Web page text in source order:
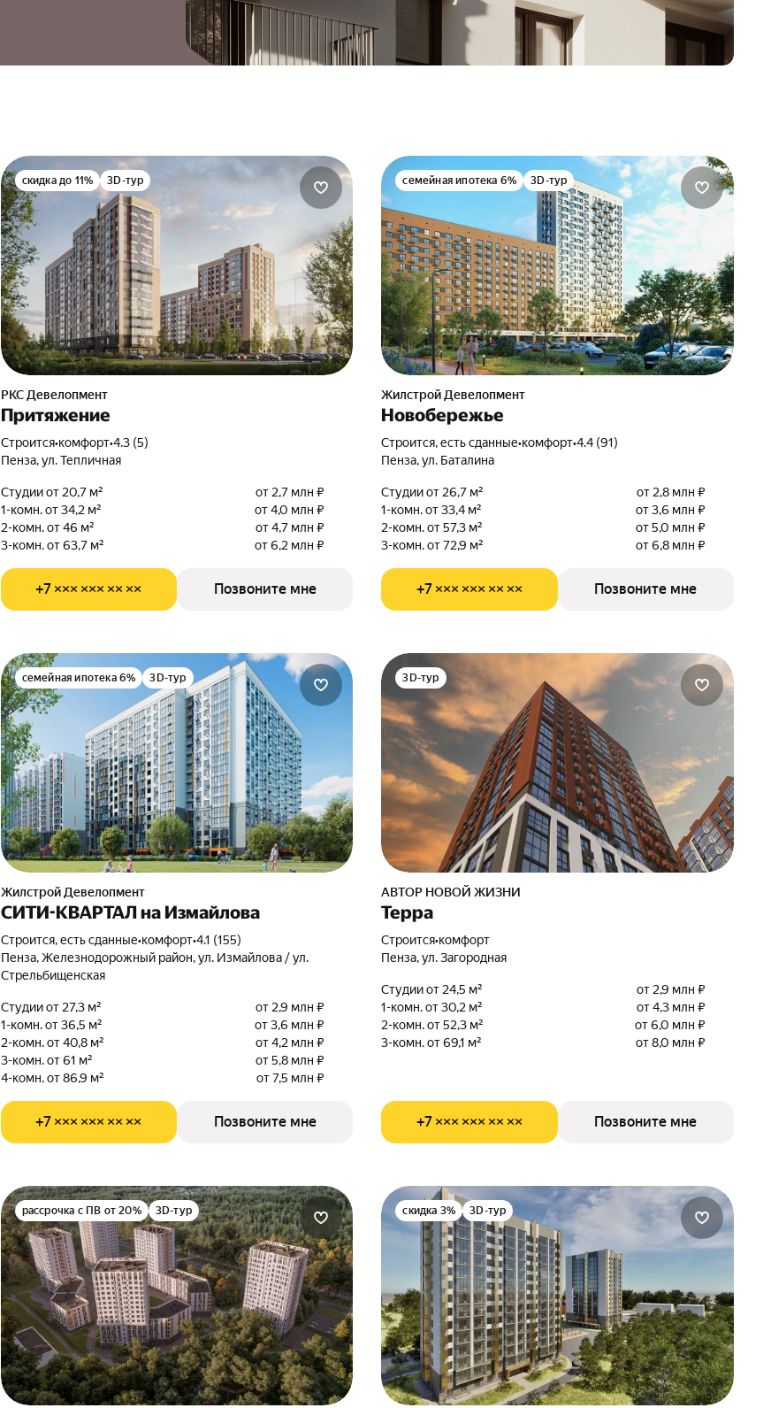
скидка до 11% 3D-тур
РКС Девелопмент
Притяжение
Строится•комфорт•4.3 (5)
Пенза, ул. Тепличная
Студии от 20,7 м²
от 2,7 млн ₽
1-комн. от 34,2 м²
от 4,0 млн ₽
2-комн. от 46 м²
от 4,7 млн ₽
3-комн. от 63,7 м²
от 6,2 млн ₽
+7 ××× ××× ×× ×× Позвоните мне
семейная ипотека 6% 3D-тур
Жилстрой Девелопмент
Новобережье
Строится, есть сданные•комфорт•4.4 (91)
Пенза, ул. Баталина
Студии от 26,7 м²
от 2,8 млн ₽
1-комн. от 33,4 м²
от 3,6 млн ₽
2-комн. от 57,3 м²
от 5,0 млн ₽
3-комн. от 72,9 м²
от 6,8 млн ₽
+7 ××× ××× ×× ×× Позвоните мне
семейная ипотека 6% 3D-тур
Жилстрой Девелопмент
СИТИ-КВАРТАЛ на Измайлова
Строится, есть сданные•комфорт•4.1 (155)
Пенза, Железнодорожный район, ул. Измайлова / ул.
Стрельбищенская
Студии от 27,3 м²
от 2,9 млн ₽
1-комн. от 36,5 м²
от 3,6 млн ₽
2-комн. от 40,8 м²
от 4,2 млн ₽
3-комн. от 61 м²
от 5,8 млн ₽
4-комн. от 86,9 м²
от 7,5 млн ₽
+7 ××× ××× ×× ×× Позвоните мне
3D-тур
АВТОР НОВОЙ ЖИЗНИ
Терра
Строится•комфорт
Пенза, ул. Загородная
Студии от 24,5 м²
от 2,9 млн ₽
1-комн. от 30,2 м²
от 4,3 млн ₽
2-комн. от 52,3 м²
от 6,0 млн ₽
3-комн. от 69,1 м²
от 8,0 млн ₽
+7 ××× ××× ×× ×× Позвоните мне
рассрочка с ПВ от 20% 3D-тур скидка 3% 3D-тур